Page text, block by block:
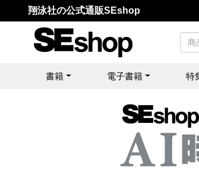
翔泳社の公式通販SEshop
書籍 電子書籍 特